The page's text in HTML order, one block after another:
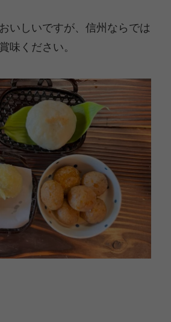
いしいですが、信州ならでは
味ください。